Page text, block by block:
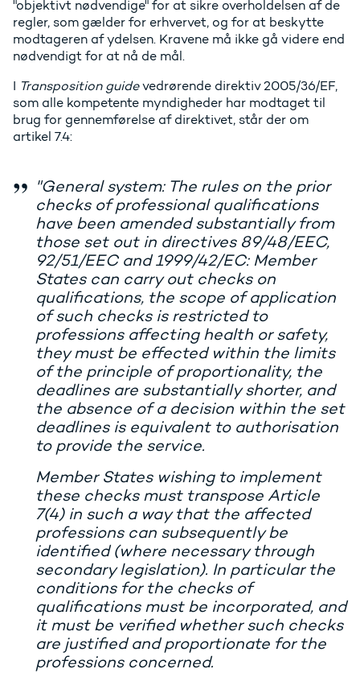
"objektivt nødvendige" for at sikre overholdelsen af de
regler, som gælder for erhvervet, og for at beskytte
modtageren af ydelsen. Kravene må ikke gå videre end
nødvendigt for at nå de mål.
I Transposition guidevedrørende direktiv 2005/36/EF,
som alle kompetente myndigheder har modtaget til
brug for gennemførelse af direktivet, står der om
artikel 7.4:
"General system: The rules on the prior
checks of professional qualifications
have been amended substantially from
those set out in directives 89/48/EEC,
92/51/EEC and 1999/42/EC: Member
States can carry out checks on
qualifications, the scope of application
of such checks is restricted to
professions affecting health or safety,
they must be effected within the limits
of the principle of proportionality, the
deadlines are substantially shorter, and
the absence of a decision within the set
deadlines is equivalent to authorisation
to provide the service.
Member States wishing to implement
these checks must transpose Article
7(4) in such a way that the affected
professions can subsequently be
identified (where necessary through
secondary legislation). In particular the
conditions for the checks of
qualifications must be incorporated, and
it must be verified whether such checks
are justified and proportionate for the
professions concerned.